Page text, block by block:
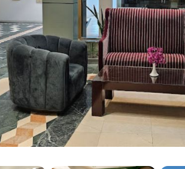
的客人可以享受一系列设施和
带日光浴躺椅的室外游泳池。
康中心：按摩服务和桑拿设施。
供当地和国际美食的餐饮选择。
：为旅游团和当地景点提供帮助。
环境和服务周到的员工确保所有宾客都能
地理位置